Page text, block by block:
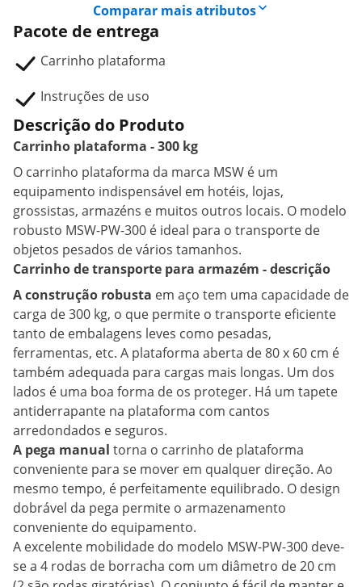
Comparar mais atributos
Pacote de entrega
Carrinho plataforma
Instruções de uso
Descrição do Produto
Carrinho plataforma - 300 kg
O carrinho plataforma da marca MSW é um
equipamento indispensável em hotéis, lojas,
grossistas, armazéns e muitos outros locais. O modelo
robusto MSW-PW-300 é ideal para o transporte de
objetos pesados de vários tamanhos.
Carrinho de transporte para armazém - descrição
A construção robusta em aço tem uma capacidade de
carga de 300 kg, o que permite o transporte eficiente
tanto de embalagens leves como pesadas,
ferramentas, etc. A plataforma aberta de 80 x 60 cm é
também adequada para cargas mais longas. Um dos
lados é uma boa forma de os proteger. Há um tapete
antiderrapante na plataforma com cantos
arredondados e seguros.
A pega manual torna o carrinho de plataforma
conveniente para se mover em qualquer direção. Ao
mesmo tempo, é perfeitamente equilibrado. O design
dobrável da pega permite o armazenamento
conveniente do equipamento.
A excelente mobilidade do modelo MSW-PW-300 deve-
se a 4 rodas de borracha com um diâmetro de 20 cm